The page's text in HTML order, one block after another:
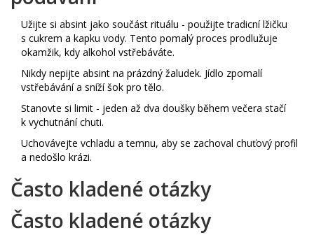
Užijte si absint jako součást rituálu - použijte tradicní lžičku
s cukrem a kapku vody. Tento pomalý proces prodlužuje
okamžik, kdy alkohol vstřebáváte.
Nikdy nepijte absint na prázdný žaludek. Jídlo zpomalí
vstřebávání a sníží šok pro tělo.
Stanovte si limit - jeden až dva doušky během večera stačí
k vychutnání chuti.
Uchovávejte vchladu a temnu, aby se zachoval chuťový profil
a nedošlo krázi.
Často kladené otázky
Často kladené otázky